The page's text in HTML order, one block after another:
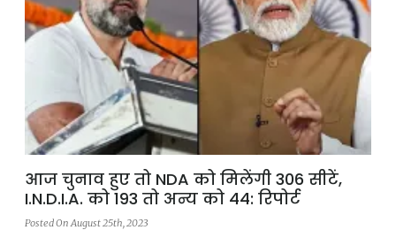
आज चुनाव हुए तो NDA को मिलेंगी 306 सीटें,
I.N.D.I.A. को 193 तो अन्य को 44: रिपोर्ट
Posted On August 25th, 2023